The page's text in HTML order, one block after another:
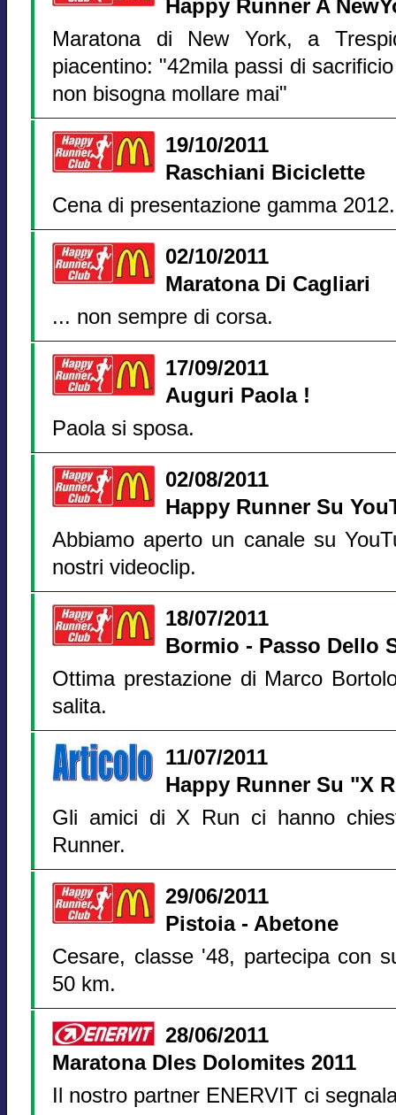
Happy Runner A
Maratona di New York, a
piacentino: "42mila passi di
non bisogna mollare mai"
19/10/2011
Raschiani Biciclette
Cena di presentazione gamma 2012.
02/10/2011
Maratona Di Cagliari
... non sempre di corsa.
17/09/2011
Auguri Paola !
Paola si sposa.
02/08/2011
Happy Runner Su
Abbiamo aperto un canale su
nostri videoclip.
18/07/2011
Bormio - Passo Dello
Ottima prestazione di Marco
salita.
11/07/2011
Happy Runner Su "X
Gli amici di X Run ci hanno
Runner.
29/06/2011
Pistoia - Abetone
Cesare, classe '48, partecipa con
50 km.
28/06/2011
Maratona Dles Dolomites 2011
Il nostro partner ENERVIT ci